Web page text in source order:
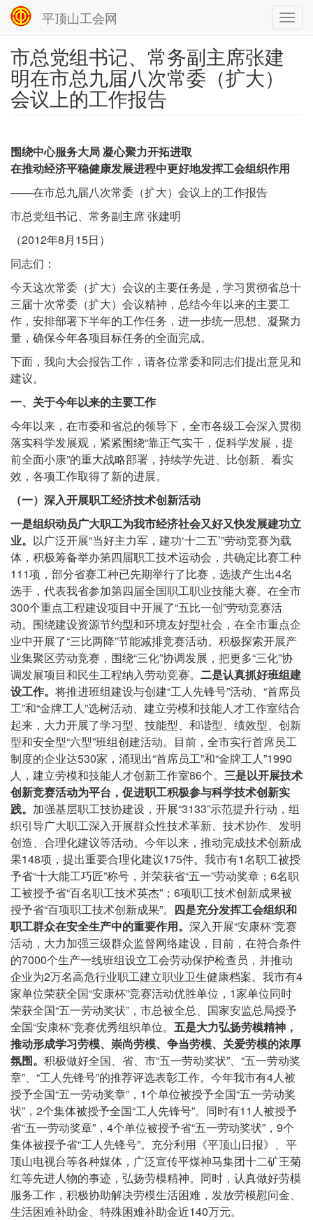
平顶山工会网
市总党组书记、常务副主席张建
明在市总九届八次常委（扩大）
会议上的工作报告
围绕中心服务大局 凝心聚力开拓进取
在推动经济平稳健康发展进程中更好地发挥工会组织作用
——在市总九届八次常委（扩大）会议上的工作报告
市总党组书记、常务副主席 张建明
（2012年8月15日）
同志们：
今天这次常委（扩大）会议的主要任务是，学习贯彻省总十
三届十次常委（扩大）会议精神，总结今年以来的主要工
作，安排部署下半年的工作任务，进一步统一思想、凝聚力
量，确保今年各项目标任务的全面完成。
下面，我向大会报告工作，请各位常委和同志们提出意见和
建议。
一、关于今年以来的主要工作
今年以来，在市委和省总的领导下，全市各级工会深入贯彻
落实科学发展观，紧紧围绕“靠正气实干，促科学发展，提
前全面小康”的重大战略部署，持续学先进、比创新、看实
效，各项工作取得了新的进展。
（一）深入开展职工经济技术创新活动
一是组织动员广大职工为我市经济社会又好又快发展建功立
业。 以广泛开展“当好主力军，建功‘十二五’”劳动竞赛为载
体，积极筹备举办第四届职工技术运动会，共确定比赛工种
111项，部分省赛工种已先期举行了比赛，选拔产生出4名
选手，代表我省参加第四届全国职工职业技能大赛。在全市
300个重点工程建设项目中开展了“五比一创”劳动竞赛活
动。围绕建设资源节约型和环境友好型社会，在全市重点企
业中开展了“三比两降”节能减排竞赛活动。积极探索开展产
业集聚区劳动竞赛，围绕“三化”协调发展，把更多“三化”协
调发展项目和民生工程纳入劳动竞赛。 二是认真抓好班组建
设工作。 将推进班组建设与创建“工人先锋号”活动、“首席员
工”和“金牌工人”选树活动、建立劳模和技能人才工作室结合
起来，大力开展了学习型、技能型、和谐型、绩效型、创新
型和安全型“六型”班组创建活动。目前，全市实行首席员工
制度的企业达530家，涌现出“首席员工”和“金牌工人”1990
人，建立劳模和技能人才创新工作室86个。 三是以开展技术
创新竞赛活动为平台，促进职工积极参与科学技术创新实
践。 加强基层职工技协建设，开展“3133”示范提升行动，组
织引导广大职工深入开展群众性技术革新、技术协作、发明
创造、合理化建议等活动。今年以来，推动完成技术创新成
果148项，提出重要合理化建议175件。我市有1名职工被授
予省“十大能工巧匠”称号，并荣获省“五一”劳动奖章；6名职
工被授予省“百名职工技术英杰”；6项职工技术创新成果被
授予省“百项职工技术创新成果”。 四是充分发挥工会组织和
职工群众在安全生产中的重要作用。 深入开展“安康杯”竞赛
活动，大力加强三级群众监督网络建设，目前，在符合条件
的7000个生产一线班组设立工会劳动保护检查员，并推动
企业为2万名高危行业职工建立职业卫生健康档案。我市有4
家单位荣获全国“安康杯”竞赛活动优胜单位，1家单位同时
荣获全国“五一劳动奖状”，市总被全总、国家安监总局授予
全国“安康杯”竞赛优秀组织单位。 五是大力弘扬劳模精神，
推动形成学习劳模、崇尚劳模、争当劳模、关爱劳模的浓厚
氛围。 积极做好全国、省、市“五一劳动奖状”、“五一劳动奖
章”、“工人先锋号”的推荐评选表彰工作。今年我市有4人被
授予全国“五一劳动奖章”，1个单位被授予全国“五一劳动奖
状”，2个集体被授予全国“工人先锋号”。同时有11人被授予
省“五一劳动奖章”，4个单位被授予省“五一劳动奖状”，9个
集体被授予省“工人先锋号”。充分利用《平顶山日报》、平
顶山电视台等各种媒体，广泛宣传平煤神马集团十二矿王菊
红等先进人物的事迹，弘扬劳模精神。同时，认真做好劳模
服务工作，积极协助解决劳模生活困难，发放劳模慰问金、
生活困难补助金、特殊困难补助金近140万元。